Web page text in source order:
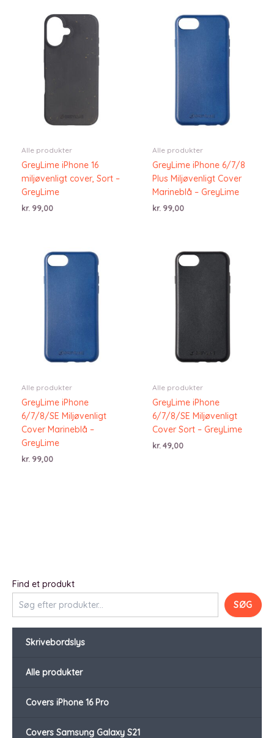
Find et produkt
SØG
Skrivebordslys
Alle produkter
Covers iPhone 16 Pro
Covers Samsung Galaxy S21
Alle produkter
GreyLime iPhone 16
miljøvenligt cover, Sort –
GreyLime
kr. 99,00
Alle produkter
GreyLime iPhone 6/7/8
Plus Miljøvenligt Cover
Marineblå – GreyLime
kr. 99,00
Alle produkter
GreyLime iPhone
6/7/8/SE Miljøvenligt
Cover Marineblå –
GreyLime
kr. 99,00
Alle produkter
GreyLime iPhone
6/7/8/SE Miljøvenligt
Cover Sort – GreyLime
kr. 49,00